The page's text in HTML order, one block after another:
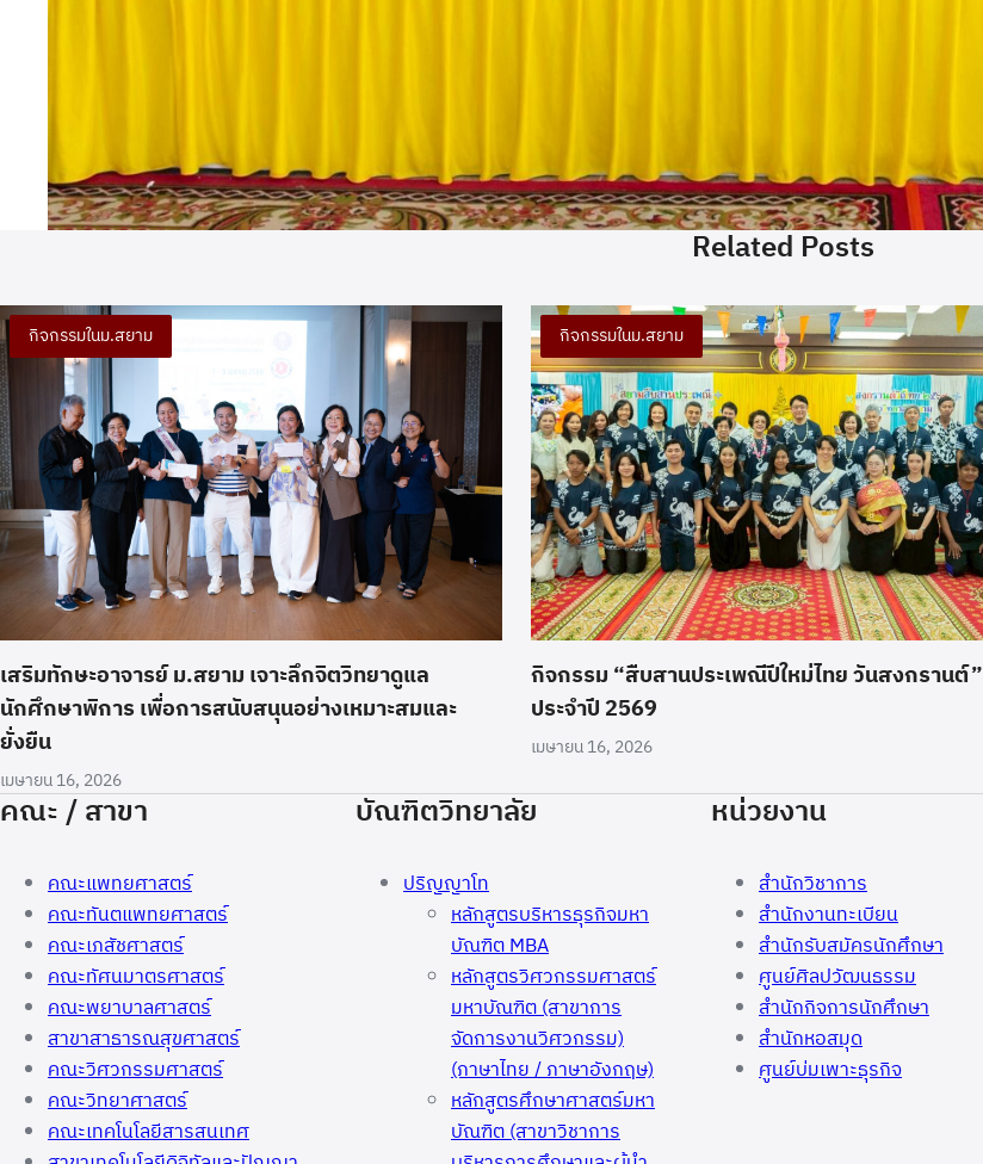
Related Posts
กิจกรรมในม.สยาม
เสริมทักษะอาจารย์ ม.สยาม เจาะลึกจิตวิทยาดูแล
นักศึกษาพิการ เพื่อการสนับสนุนอย่างเหมาะสมและ
ยั่งยืน
เมษายน 16, 2026
กิจกรรมในม.สยาม
กิจกรรม “สืบสานประเพณีปีใหม่ไทย วันสงกรานต์”
ประจำปี 2569
เมษายน 16, 2026
คณะ / สาขา
คณะแพทยศาสตร์
คณะทันตแพทยศาสตร์
คณะเภสัชศาสตร์
คณะทัศนมาตรศาสตร์
คณะพยาบาลศาสตร์
สาขาสาธารณสุขศาสตร์
คณะวิศวกรรมศาสตร์
คณะวิทยาศาสตร์
คณะเทคโนโลยีสารสนเทศ
บัณฑิตวิทยาลัย
ปริญญาโท
หลักสูตรบริหารธุรกิจมหา
บัณฑิต MBA
หลักสูตรวิศวกรรมศาสตร์
มหาบัณฑิต (สาขาการ
จัดการงานวิศวกรรม)
(ภาษาไทย / ภาษาอังกฤษ)
หลักสูตรศึกษาศาสตร์มหา
บัณฑิต (สาขาวิชาการ
หน่วยงาน
สำนักวิชาการ
สำนักงานทะเบียน
สำนักรับสมัครนักศึกษา
ศูนย์ศิลปวัฒนธรรม
สำนักกิจการนักศึกษา
สำนักหอสมุด
ศูนย์บ่มเพาะธุรกิจ